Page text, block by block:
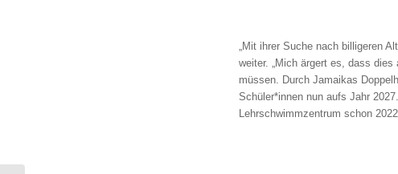
„Mit ihrer Suche nach billigeren
weiter. „Mich ärgert es, dass
müssen. Durch Jamaikas
Schüler*innen nun aufs Jahr
Lehrschwimmzentrum schon